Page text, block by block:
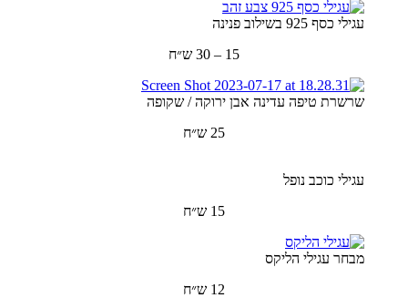
עגילי כסף 925 בשילוב פנינה
15 – 30 ש״ח
שרשרת טיפה עדינה אבן ירוקה / שקופה
25 ש״ח
עגילי כוכב נופל
15 ש״ח
מבחר עגילי הליקס
12 ש״ח